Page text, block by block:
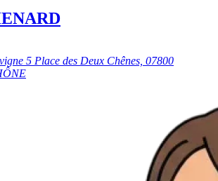
5 Place des Deux Chênes, 07800